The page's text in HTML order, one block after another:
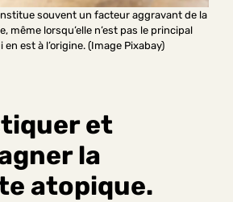
souvent un facteur aggravant de la
même lorsqu’elle n’est pas le principal
en est à l’origine. (Image Pixabay)
et
la
atopique.